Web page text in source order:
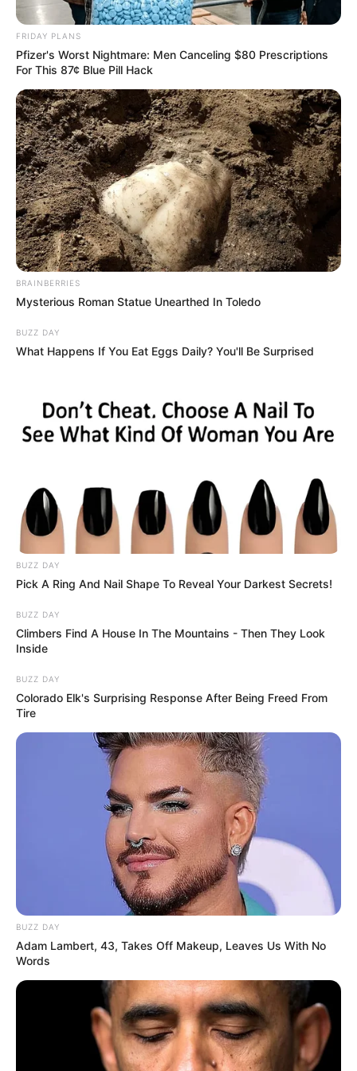
PostedFriss hírek
Boritotta a bilit Szántó
Georgina, Sulyok Tamás korábbi
kommunikációs
igazgatója.Nagyon durva dolkok
derültek ki
bySzerző • May 12, 2026
FRIDAY PLANS
Pfizer's Worst Nightmare: Men Canceling $80 Prescriptions
For This 87¢ Blue Pill Hack
BRAINBERRIES
Mysterious Roman Statue Unearthed In Toledo
BUZZ DAY
What Happens If You Eat Eggs Daily? You'll Be Surprised
BUZZ DAY
Pick A Ring And Nail Shape To Reveal Your Darkest Secrets!
BUZZ DAY
Climbers Find A House In The Mountains - Then They Look
Inside
BUZZ DAY
Colorado Elk's Surprising Response After Being Freed From
Tire
BUZZ DAY
Adam Lambert, 43, Takes Off Makeup, Leaves Us With No
Words